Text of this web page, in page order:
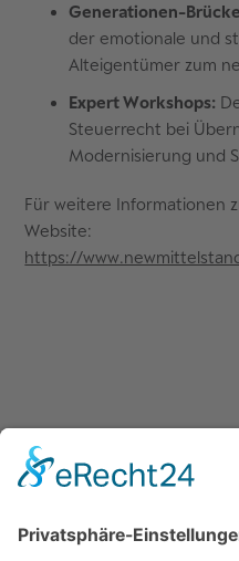
Generationen-
der emotionale und
Alteigentümer zum
Expert Workshops:
Steuerrecht bei
Modernisierung und
Für weitere Informationen
Website:
https://